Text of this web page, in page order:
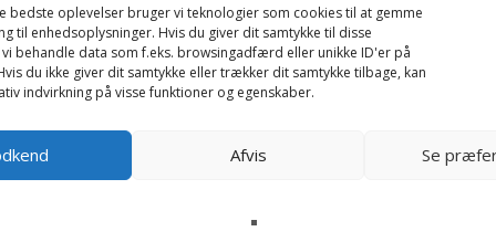
bedste oplevelser bruger vi teknologier som cookies til at gemme
til enhedsoplysninger. Hvis du giver dit samtykke til disse
behandle data som f.eks. browsingadfærd eller unikke ID'er på
du ikke giver dit samtykke eller trækker dit samtykke tilbage, kan
indvirkning på visse funktioner og egenskaber.
Afvis Se
159kr.
Anni the Purple
(30cm)
- Faithful Friends
299kr.